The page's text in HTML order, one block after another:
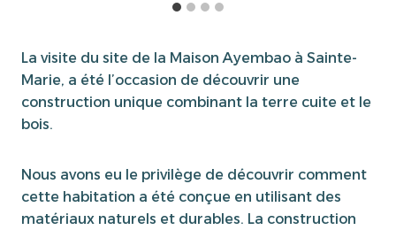
La visite du site de la Maison Ayembao à Sainte-
Marie, a été l’occasion de découvrir une
construction unique combinant la terre cuite et le
bois.
Nous avons eu le privilège de découvrir comment
cette habitation a été conçue en utilisant des
matériaux naturels et durables. La construction